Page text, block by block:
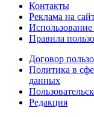
Контакты
Реклама на
Использование
Правила
Договор
Политика в
данных
Редакция